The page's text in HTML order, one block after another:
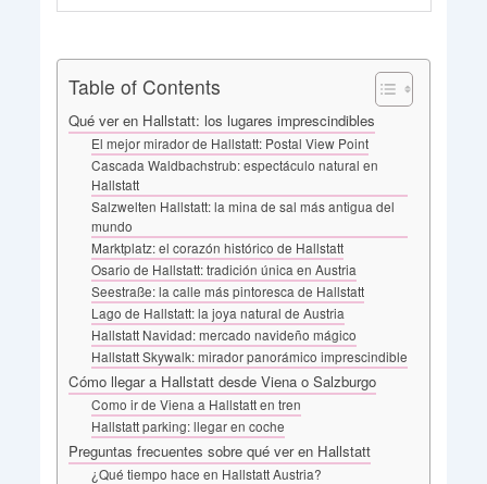
Table of Contents
Qué ver en Hallstatt: los lugares imprescindibles
El mejor mirador de Hallstatt: Postal View Point
Cascada Waldbachstrub: espectáculo natural en
Hallstatt
Salzwelten Hallstatt: la mina de sal más antigua del
mundo
Marktplatz: el corazón histórico de Hallstatt
Osario de Hallstatt: tradición única en Austria
Seestraße: la calle más pintoresca de Hallstatt
Lago de Hallstatt: la joya natural de Austria
Hallstatt Navidad: mercado navideño mágico
Hallstatt Skywalk: mirador panorámico imprescindible
Cómo llegar a Hallstatt desde Viena o Salzburgo
Como ir de Viena a Hallstatt en tren
Hallstatt parking: llegar en coche
Preguntas frecuentes sobre qué ver en Hallstatt
¿Qué tiempo hace en Hallstatt Austria?